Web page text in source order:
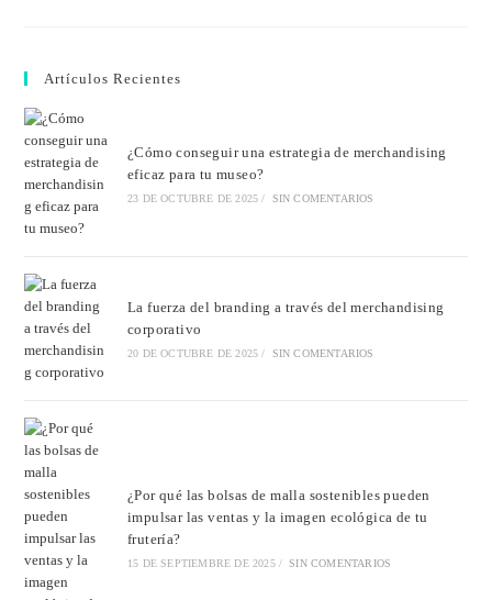
Artículos Recientes
¿Cómo conseguir una estrategia de merchandising
eficaz para tu museo?
23 DE OCTUBRE DE 2025 / SIN COMENTARIOS
La fuerza del branding a través del merchandising
corporativo
20 DE OCTUBRE DE 2025 / SIN COMENTARIOS
¿Por qué las bolsas de malla sostenibles pueden
impulsar las ventas y la imagen ecológica de tu
frutería?
15 DE SEPTIEMBRE DE 2025 / SIN COMENTARIOS